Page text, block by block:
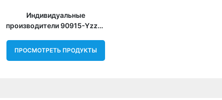
Индивидуальные
производители 90915-Yzze1
ПРОСМОТРЕТЬ ПРОДУКТЫ